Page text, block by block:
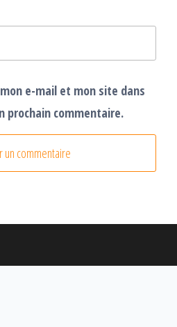
e-mail et mon site dans
prochain commentaire.